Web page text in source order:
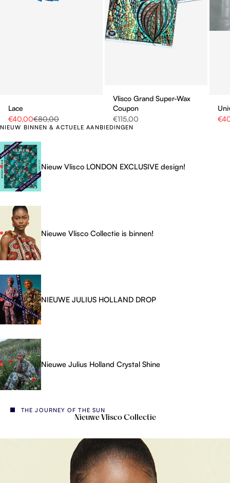
Lace
Aanbiedingsprijs
€40,00Normale prijs
€80,00
Vlisco Grand Super-Wax
Coupon
Aanbiedingsprijs
€115,00
NIEUW BINNEN & ACTUELE AANBIEDINGEN
Nieuw Vlisco LONDON EXCLUSIVE design!
Nieuwe Vlisco Collectie is binnen!
NIEUWE JULIUS HOLLAND DROP
Nieuwe Julius Holland Crystal Shine
THE JOURNEY OF THE SUN
Nieuwe Vlisco Collectie